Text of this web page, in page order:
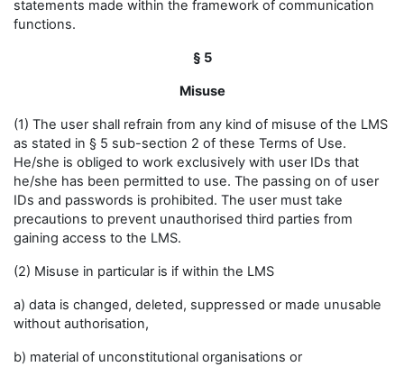
statements made within the framework of communication
functions.
§ 5
Misuse
(1) The user shall refrain from any kind of misuse of the LMS
as stated in § 5 sub-section 2 of these Terms of Use.
He/she is obliged to work exclusively with user IDs that
he/she has been permitted to use. The passing on of user
IDs and passwords is prohibited. The user must take
precautions to prevent unauthorised third parties from
gaining access to the LMS.
(2) Misuse in particular is if within the LMS
a) data is changed, deleted, suppressed or made unusable
without authorisation,
b) material of unconstitutional organisations or